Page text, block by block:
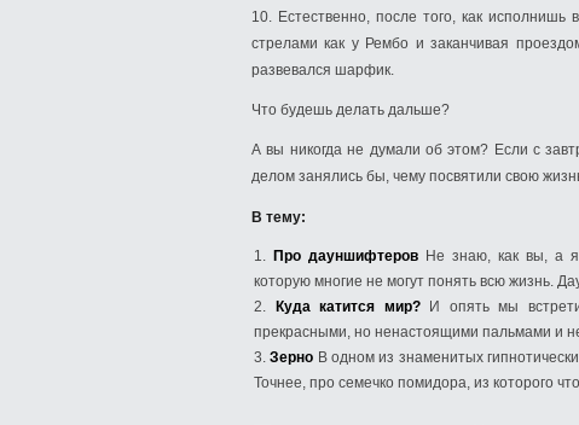
10. Естественно, после того, как
стрелами как у Рембо и заканчивая
развевался шарфик.
Что будешь делать дальше?
А вы никогда не думали об этом? Если с
делом занялись бы, чему посвятили свою
В тему:
Про дауншифтеров Не знаю, как вы, а
которую многие не могут понять всю жизнь.
Куда катится мир?
И опять мы
прекрасными, но ненастоящими пальмами и
Зерно В одном из знаменитых
Точнее, про семечко помидора, из которого